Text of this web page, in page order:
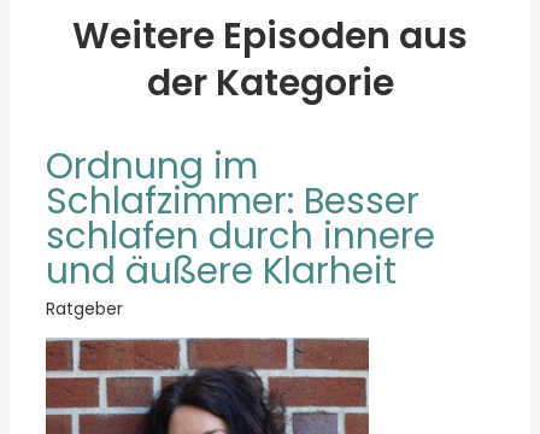
Weitere Episoden aus
der Kategorie
Ordnung im
Schlafzimmer: Besser
schlafen durch innere
und äußere Klarheit
Ratgeber